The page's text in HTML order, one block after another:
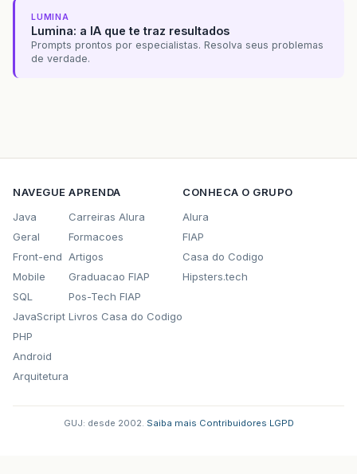
LUMINA
Lumina: a IA que te traz resultados
Prompts prontos por especialistas. Resolva seus problemas
de verdade.
NAVEGUE
Java
Geral
Front-end
Mobile
SQL
JavaScript
PHP
Android
Arquitetura
APRENDA
Carreiras Alura
Formacoes
Artigos
Graduacao FIAP
Pos-Tech FIAP
Livros Casa do Codigo
CONHECA O GRUPO
Alura
FIAP
Casa do Codigo
Hipsters.tech
GUJ: desde 2002. Saiba mais Contribuidores LGPD